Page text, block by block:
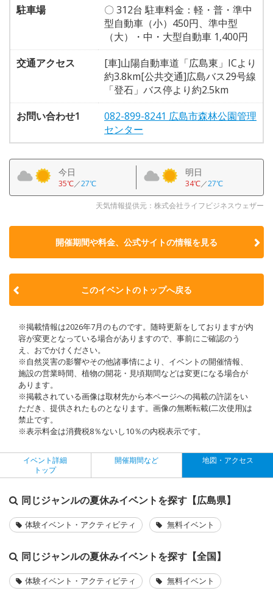
駐車場
〇 312台 駐車料金：軽・普・準中
型自動車（小）450円、準中型
（大）・中・大型自動車 1,400円
交通アクセス
[車]山陽自動車道「広島東」ICより
約3.8km[公共交通]広島バス29号線
「登石」バス停より約2.5km
お問い合わせ1
082-899-8241 広島市森林公園管理
センター
今日
35℃／27℃
明日
34℃／27℃
天気情報提供元：株式会社ライフビジネスウェザー
開催期間や料金、公式サイトの情報を見る
このイベントのトップへ戻る
※掲載情報は2026年7月のものです。随時更新をしておりますが内
容が変更となっている場合がありますので、事前にご確認のう
え、おでかけください。
※自然災害の影響やその他諸事情により、イベントの開催情報、
施設の営業時間、植物の開花・見頃期間などは変更になる場合が
あります。
※掲載されている画像は取材先から本ページへの掲載の許諾をい
ただき、提供されたものとなります。画像の無断転載(二次使用)は
禁止です。
※表示料金は消費税8％ないし10％の内税表示です。
イベント詳細
トップ
開催期間など 地図・アクセス
同じジャンルの夏休みイベントを探す【広島県】
体験イベント・アクティビティ 無料イベント
同じジャンルの夏休みイベントを探す【全国】
体験イベント・アクティビティ 無料イベント